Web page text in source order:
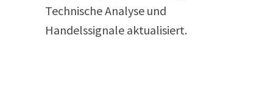
Technische Analyse und
Handelssignale aktualisiert.